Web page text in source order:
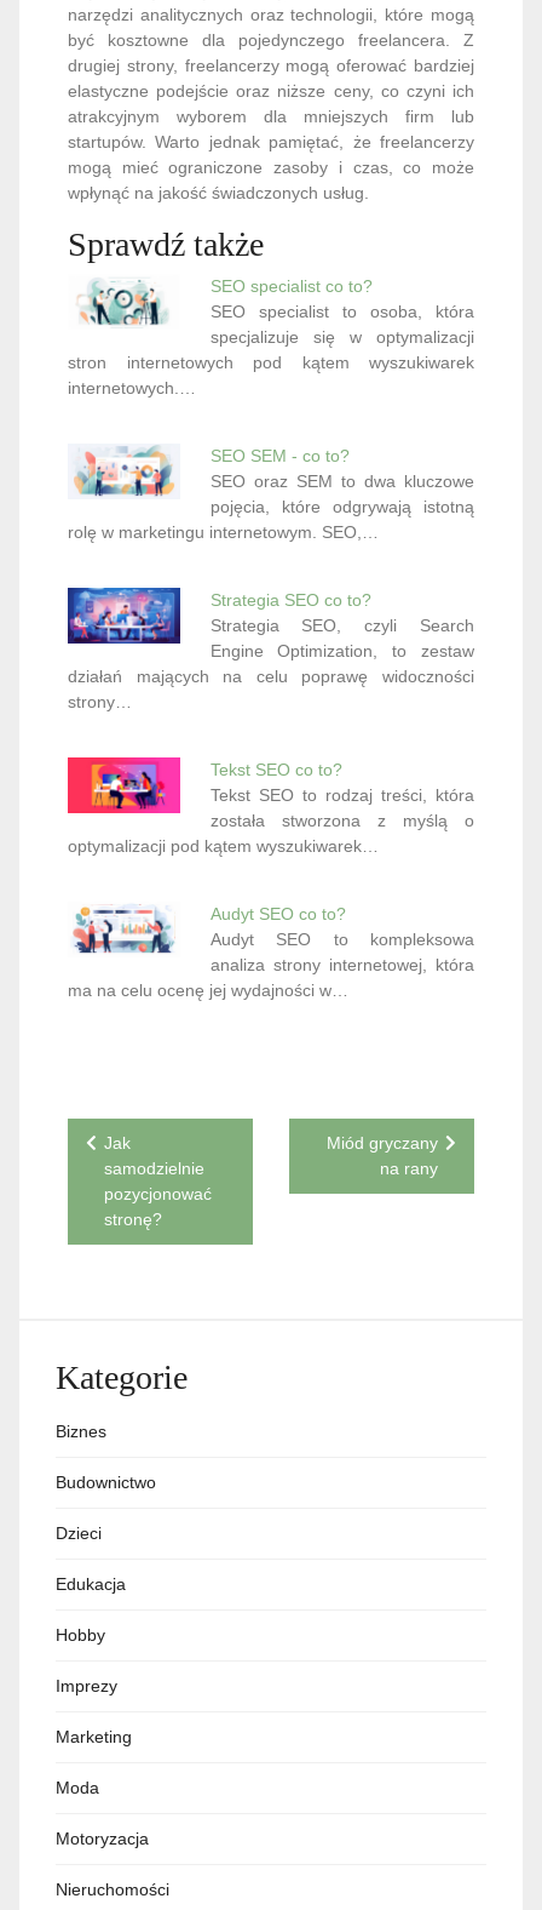
narzędzi analitycznych oraz technologii, które mogą
być kosztowne dla pojedynczego freelancera. Z
drugiej strony, freelancerzy mogą oferować bardziej
elastyczne podejście oraz niższe ceny, co czyni ich
atrakcyjnym wyborem dla mniejszych firm lub
startupów. Warto jednak pamiętać, że freelancerzy
mogą mieć ograniczone zasoby i czas, co może
wpłynąć na jakość świadczonych usług.
Sprawdź także
SEO specialist co to?
SEO specialist to osoba, która
specjalizuje się w optymalizacji
stron internetowych pod kątem wyszukiwarek
internetowych.…
SEO SEM - co to?
SEO oraz SEM to dwa kluczowe
pojęcia, które odgrywają istotną
rolę w marketingu internetowym. SEO,…
Strategia SEO co to?
Strategia SEO, czyli Search
Engine Optimization, to zestaw
działań mających na celu poprawę widoczności
strony…
Tekst SEO co to?
Tekst SEO to rodzaj treści, która
została stworzona z myślą o
optymalizacji pod kątem wyszukiwarek…
Audyt SEO co to?
Audyt SEO to kompleksowa
analiza strony internetowej, która
ma na celu ocenę jej wydajności w…
Nawigacja
wpisu
Jak
samodzielnie
pozycjonować
stronę?
Miód gryczany
na rany
Kategorie
Biznes
Budownictwo
Dzieci
Edukacja
Hobby
Imprezy
Marketing
Moda
Motoryzacja
Nieruchomości